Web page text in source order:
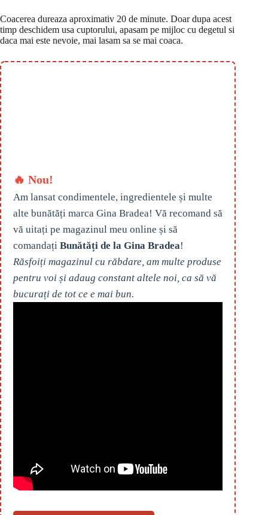
Coacerea dureaza aproximativ 20 de minute. Doar dupa acest
timp deschidem usa cuptorului, apasam pe mijloc cu degetul si
daca mai este nevoie, mai lasam sa se mai coaca.
🔥 Nou!
Am lansat condimentele, ingredientele și multe
alte bunătăți marca Gina Bradea! Vă recomand să
vă uitați pe magazinul meu online și să
comandați Bunătăți de la Gina Bradea!
Răsfoiți magazinul cu răbdare, am multe produse
pentru voi și adaug constant altele noi, ca să vă
bucurați de tot ce e mai bun.